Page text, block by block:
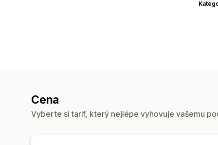
Cena
Vyberte si tarif, který nejlépe vyhovuje vašemu